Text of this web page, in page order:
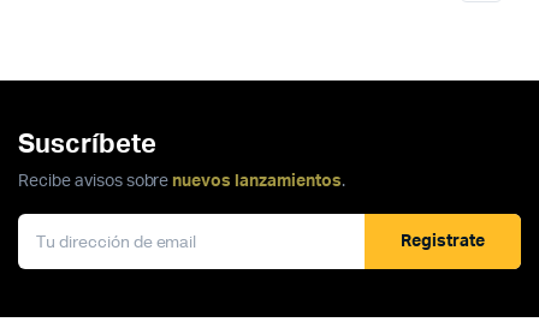
Suscríbete
Recibe avisos sobre nuevos lanzamientos.
Registrate